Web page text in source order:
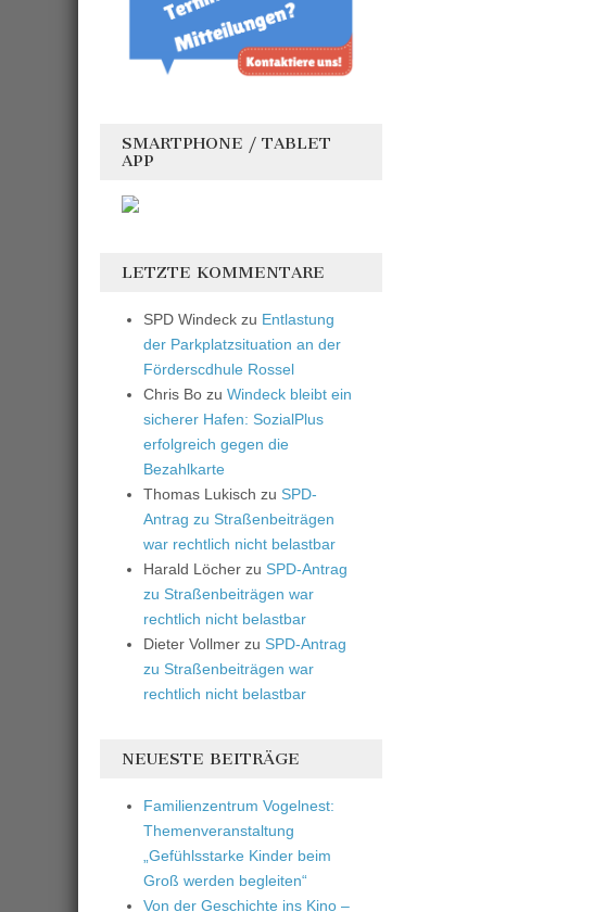
SMARTPHONE / TABLET
APP
LETZTE KOMMENTARE
SPD Windeck zu Entlastung
der Parkplatzsituation an der
Förderscdhule Rossel
Chris Bo zu Windeck bleibt ein
sicherer Hafen: SozialPlus
erfolgreich gegen die
Bezahlkarte
Thomas Lukisch zu SPD-
Antrag zu Straßenbeiträgen
war rechtlich nicht belastbar
Harald Löcher zu SPD-Antrag
zu Straßenbeiträgen war
rechtlich nicht belastbar
Dieter Vollmer zu SPD-Antrag
zu Straßenbeiträgen war
rechtlich nicht belastbar
NEUESTE BEITRÄGE
Familienzentrum Vogelnest:
Themenveranstaltung
„Gefühlsstarke Kinder beim
Groß werden begleiten“
Von der Geschichte ins Kino –